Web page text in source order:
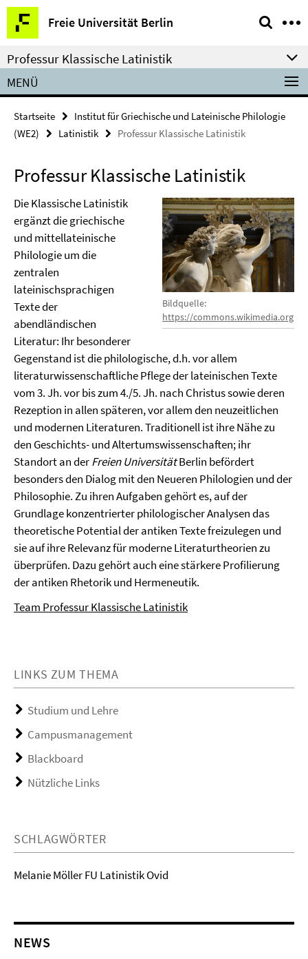
Springe
direkt
zu
Inhalt
Freie Universität Berlin
Service-
Navigation
Professur Klassische Latinistik
MENÜ
Startseite
Institut für Griechische und Lateinische Philologie
(WE2)
Latinistik Professur Klassische Latinistik
Professur Klassische Latinistik
Bildquelle:
https://commons.wikimedia.org
Die Klassische Latinistik
ergänzt die griechische
und mittellateinische
Philologie um die
zentralen
lateinischsprachigen
Texte der
abendländischen
Literatur: Ihr besonderer
Gegenstand ist die philologische, d.h. vor allem
literaturwissenschaftliche Pflege der lateinischen Texte
vom 3. Jh. vor bis zum 4./5. Jh. nach Christus sowie deren
Rezeption in allen späteren, vor allem den neuzeitlichen
und modernen Literaturen. Traditionell ist ihre Nähe zu
den Geschichts- und Altertumswissenschaften; ihr
Standort an derFreien UniversitätBerlin befördert
besonders den Dialog mit den Neueren Philologien und der
Philosophie. Zu ihren Aufgaben gehört es, auf der
Grundlage konzentrierter philologischer Analysen das
theoretische Potential der antiken Texte freizulegen und
sie auf ihre Relevanz für moderne Literaturtheorien zu
überprüfen. Dazu gehört auch eine stärkere Profilierung
der antiken Rhetorik und Hermeneutik.
Team Professur Klassische Latinistik
LINKS ZUM THEMA
Studium und Lehre
Campusmanagement
Blackboard
Nützliche Links
SCHLAGWÖRTER
Melanie Möller FU Latinistik Ovid
NEWS